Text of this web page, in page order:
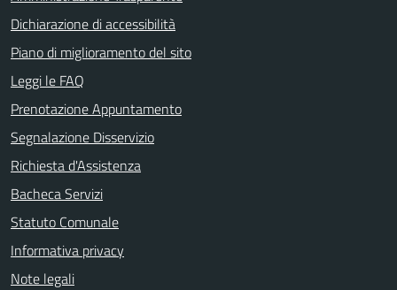
Dichiarazione di accessibilità
Piano di miglioramento del sito
Leggi le FAQ
Prenotazione Appuntamento
Segnalazione Disservizio
Richiesta d'Assistenza
Bacheca Servizi
Statuto Comunale
Informativa privacy
Note legali